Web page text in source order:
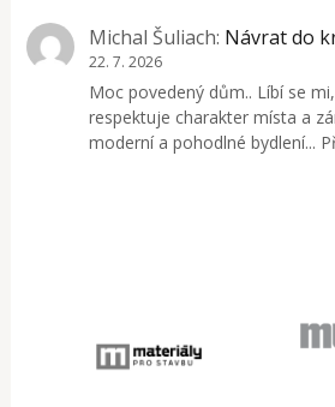
Michal Šuliach: Návrat do
22. 7. 2026
Moc povedený dům.. Líbí se
respektuje charakter místa a
moderní a pohodlné bydlení...